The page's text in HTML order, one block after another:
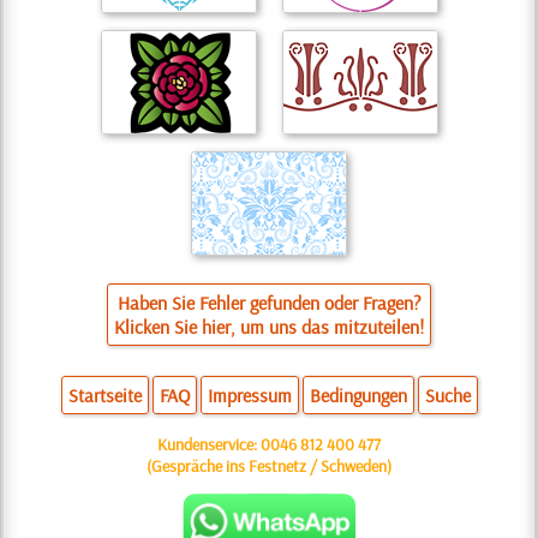
Haben Sie Fehler gefunden oder Fragen?
Klicken Sie hier, um uns das mitzuteilen!
Startseite FAQ Impressum Bedingungen Suche
Kundenservice:0046 812 400 477
(Gespräche ins Festnetz / Schweden)